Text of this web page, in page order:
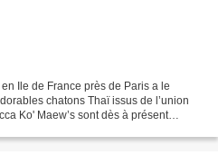
Ile de France près de Paris a le
chatons Thaï issus de l’union
Ko' Maew’s sont dès à présent